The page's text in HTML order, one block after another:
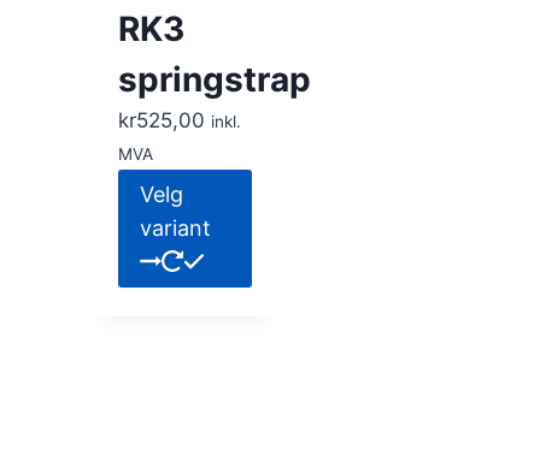
RK3
springstrap
kr525,00 inkl.
MVA
Velg
variant
flere